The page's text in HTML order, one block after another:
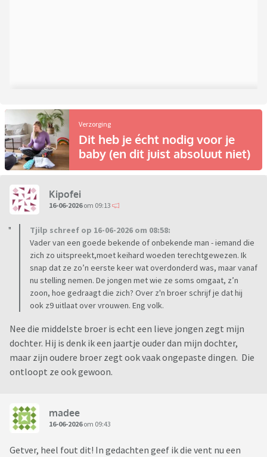
Verzorging
Dit heb je écht nodig voor je
baby (en dit juist absoluut niet)
Kipofei
16-06-2026om 09:13
Tjilp schreef op 16-06-2026 om 08:58:
Vader van een goede bekende of onbekende man - iemand die
zich zo uitspreekt,moet keihard woeden terechtgewezen. Ik
snap dat ze zo’n eerste keer wat overdonderd was, maar vanaf
nu stelling nemen. De jongen met wie ze soms omgaat, z’n
zoon, hoe gedraagt die zich? Over z'n broer schrijf je dat hij
ook z9 uitlaat over vrouwen. Eng volk.
Nee die middelste broer is echt een lieve jongen zegt mijn
dochter. Hij is denk ik een jaartje ouder dan mijn dochter,
maar zijn oudere broer zegt ook vaak ongepaste dingen. Die
ontloopt ze ook gewoon.
madee
16-06-2026om 09:43
Getver, heel fout dit! In gedachten geef ik die vent nu een